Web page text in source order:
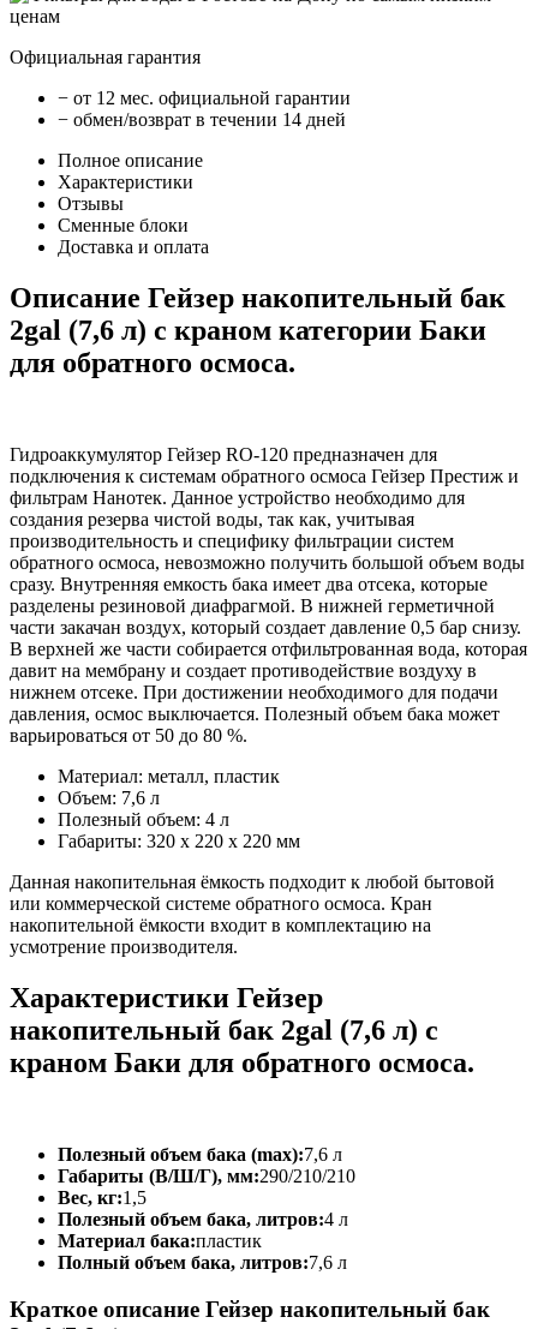
Официальная гарантия
− от 12 мес. официальной гарантии
− обмен/возврат в течении 14 дней
Полное описание
Характеристики
Отзывы
Сменные блоки
Доставка и оплата
Описание Гейзер накопительный бак
2gal (7,6 л) с краном категории Баки
для обратного осмоса.
Гидроаккумулятор Гейзер RO-120 предназначен для
подключения к системам обратного осмоса Гейзер Престиж и
фильтрам Нанотек. Данное устройство необходимо для
создания резерва чистой воды, так как, учитывая
производительность и специфику фильтрации систем
обратного осмоса, невозможно получить большой объем воды
сразу. Внутренняя емкость бака имеет два отсека, которые
разделены резиновой диафрагмой. В нижней герметичной
части закачан воздух, который создает давление 0,5 бар снизу.
В верхней же части собирается отфильтрованная вода, которая
давит на мембрану и создает противодействие воздуху в
нижнем отсеке. При достижении необходимого для подачи
давления, осмос выключается. Полезный объем бака может
варьироваться от 50 до 80 %.
Материал: металл, пластик
Объем: 7,6 л
Полезный объем: 4 л
Габариты: 320 x 220 x 220 мм
Данная накопительная ёмкость подходит к любой бытовой
или коммерческой системе обратного осмоса. Кран
накопительной ёмкости входит в комплектацию на
усмотрение производителя.
Характеристики Гейзер
накопительный бак 2gal (7,6 л) с
краном Баки для обратного осмоса.
Полезный объем бака (max):7,6 л
Габариты (В/Ш/Г), мм:290/210/210
Вес, кг:1,5
Полезный объем бака, литров:4 л
Материал бака:пластик
Полный объем бака, литров:7,6 л
Краткое описание Гейзер накопительный бак